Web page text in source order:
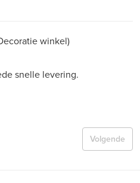
winkel)
snelle levering.
Volgende